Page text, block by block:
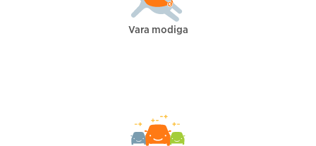
Vara modiga